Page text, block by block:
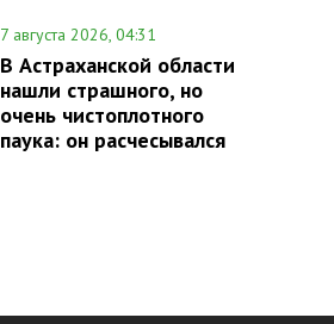
7 августа 2026, 04:31
В Астраханской области
нашли страшного, но
очень чистоплотного
паука: он расчесывался